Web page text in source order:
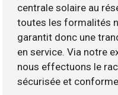
centrale solaire au
toutes les formalités
garantit donc une
en service. Via notre
nous effectuons le
sécurisée et